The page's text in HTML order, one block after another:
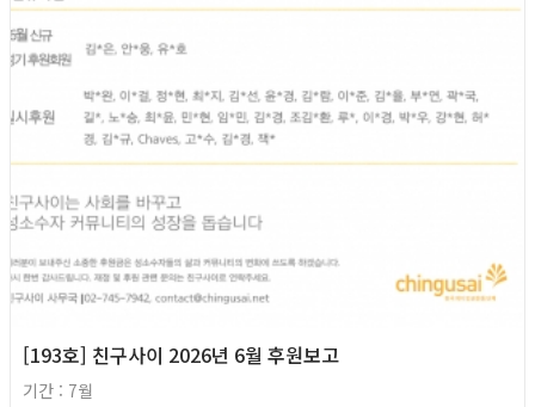
[193호] 친구사이 2026년 6월 후원보고
기간 : 7월